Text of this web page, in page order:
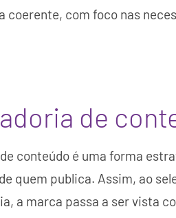
com foco nas
de
conteúdo é uma forma
quem publica. Assim, ao
a marca passa a ser vista